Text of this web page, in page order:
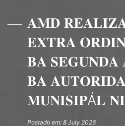
𝐀𝐌𝐃
𝐄𝐗𝐓𝐑𝐀
𝐁𝐀 𝐒𝐄𝐆𝐔𝐍𝐃𝐀
𝐁𝐀
𝐌𝐔𝐍𝐈𝐒𝐈𝐏Á𝐋
Postado em: 8 July 2026